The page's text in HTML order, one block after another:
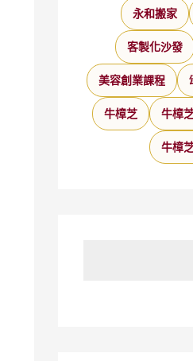
永和搬家
客製化沙發
美容創業課程
牛樟芝 牛樟
牛樟